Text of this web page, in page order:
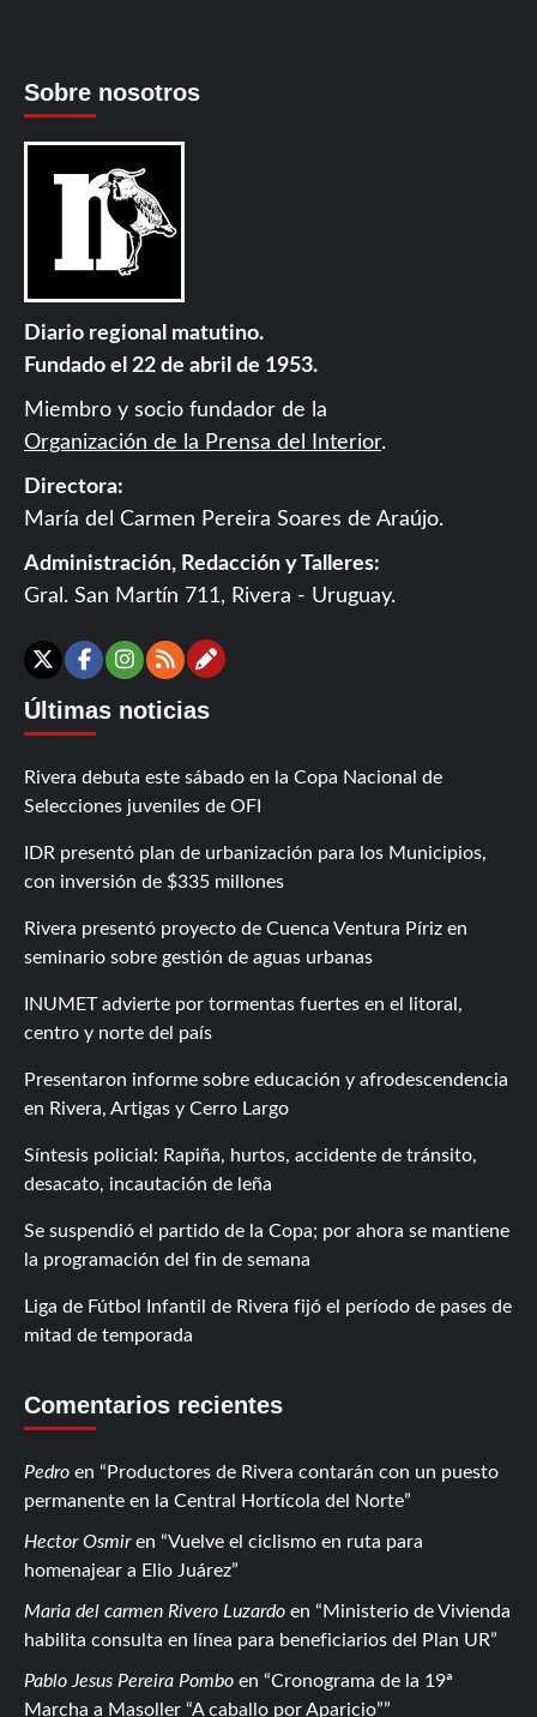
Sobre nosotros
Diario regional matutino.
Fundado el 22 de abril de 1953.
Miembro y socio fundador de la
Organización de la Prensa del Interior.
Directora:
María del Carmen Pereira Soares de Araújo.
Administración, Redacción y Talleres:
Gral. San Martín 711, Rivera - Uruguay.
X Facebook
Instagram
RSSContáctanos
Últimas noticias
Rivera debuta este sábado en la Copa Nacional de
Selecciones juveniles de OFI
IDR presentó plan de urbanización para los Municipios,
con inversión de $335 millones
Rivera presentó proyecto de Cuenca Ventura Píriz en
seminario sobre gestión de aguas urbanas
INUMET advierte por tormentas fuertes en el litoral,
centro y norte del país
Presentaron informe sobre educación y afrodescendencia
en Rivera, Artigas y Cerro Largo
Síntesis policial: Rapiña, hurtos, accidente de tránsito,
desacato, incautación de leña
Se suspendió el partido de la Copa; por ahora se mantiene
la programación del fin de semana
Liga de Fútbol Infantil de Rivera fijó el período de pases de
mitad de temporada
Comentarios recientes
Pedro en
Productores de Rivera contarán con un puesto
permanente en la Central Hortícola del Norte
Hector Osmiren
Vuelve el ciclismo en ruta para
homenajear a Elio Juárez
Maria del carmen Rivero Luzardo en
Ministerio de Vivienda
habilita consulta en línea para beneficiarios del Plan UR
Pablo Jesus Pereira Pombo en
Cronograma de la 19ª
Marcha a Masoller “A caballo por Aparicio”